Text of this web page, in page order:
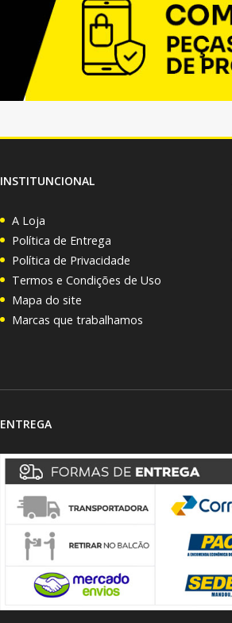
INSTITUNCIONAL
A Loja
Política de Entrega
Política de Privacidade
Termos e Condições de Uso
Mapa do site
Marcas que trabalhamos
ENTREGA